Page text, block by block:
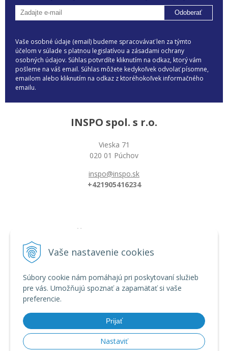
Vaše nastavenie cookies
Súbory cookie nám pomáhajú pri poskytovaní služieb
pre vás. Umožňujú spoznať a zapamätať si vaše
preferencie.
Prijať
Nastaviť
Odoberať
Vaše osobné údaje (email) budeme spracovávať len za týmto
účelom v súlade s platnou legislatívou a zásadami ochrany
osobných údajov. Súhlas potvrdíte kliknutím na odkaz, ktorý vám
pošleme na váš email. Súhlas môžete kedykoľvek odvolať písomne,
emailom alebo kliknutím na odkaz z ktoréhokoľvek informačného
emailu.
INSPO spol. s r.o.
Vieska 71
020 01 Púchov
inspo@inspo.sk
+421905416234
Všetko o nákupe
Možnosti platby a doprava
Dĺžka florbalovej hokejky
Zahnutie hokejky/čepele
Veľkostná tabuľka